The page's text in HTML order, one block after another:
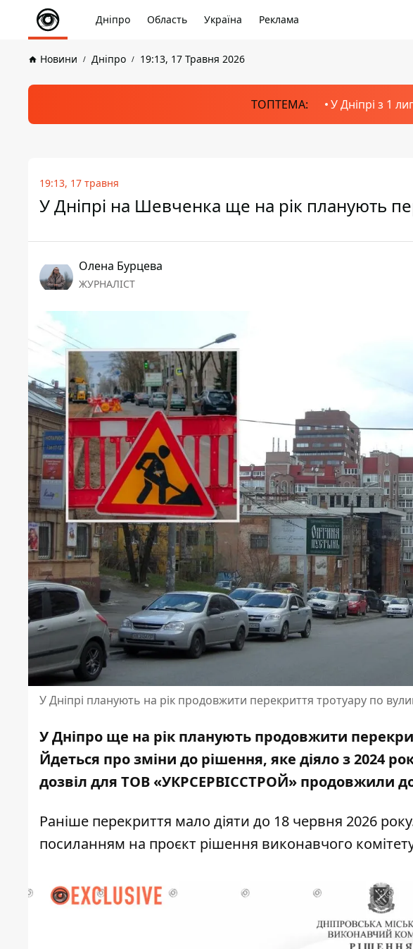
Дніпро Область Україна Реклама
Новини Дніпро 19:13, 17 Травня 2026
ТОПТЕМА: У Дніпрі з 1
19:13, 17 травня
У Дніпрі на Шевченка ще на рік планують
Олена Бурцева
ЖУРНАЛІСТ
У Дніпрі планують на рік продовжити перекриття тротуару по
У Дніпро ще на рік планують продовжити
Йдеться про зміни до рішення, яке діяло з 2024
дозвіл для ТОВ «УКРСЕРВІССТРОЙ» продовжили
Раніше перекриття мало діяти до 18 червня 2026
посиланням на проєкт рішення виконавчого